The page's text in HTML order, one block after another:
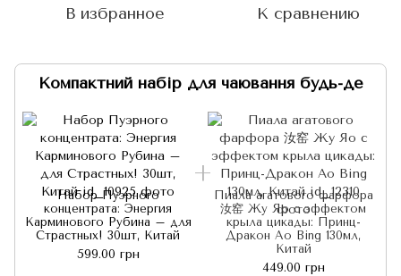
В избранное К сравнению
Компактний набір для чаювання будь-де
Набор Пуэрного
концентрата: Энергия
Карминового Рубина – для
Страстных! 30шт, Китай
599.00 грн
Пиала агатового фарфора
汝窑 Жу Яо с эффектом
крыла цикады: Принц-
Дракон Ao Bing 130мл,
Китай
449.00 грн